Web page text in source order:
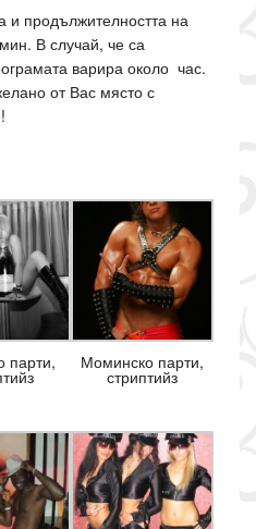
и продължителността на
В случай, че са
варира около час.
от Вас място с
парти, Моминско парти,
стриптийз